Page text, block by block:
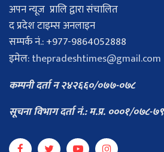
अपन न्यूज प्रालि द्वारा संचालित
द प्रदेश टाइम्स अनलाइन
सम्पर्क नं.: +977-9864052888
इमेल:thepradeshtimes@gmail.com
कम्पनी दर्ता न २४२६६०/०७७-०७८
सूचना विभाग दर्ता नं.: म.प्र. ०००१/०७८-७९